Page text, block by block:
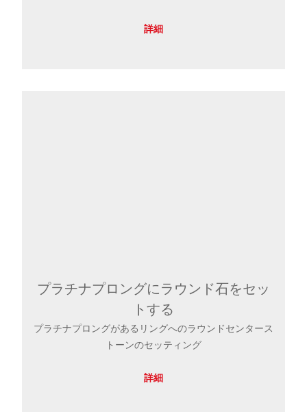
詳細
プラチナプロングにラウンド石をセッ
トする
プラチナプロングがあるリングへのラウンドセンタース
トーンのセッティング
詳細